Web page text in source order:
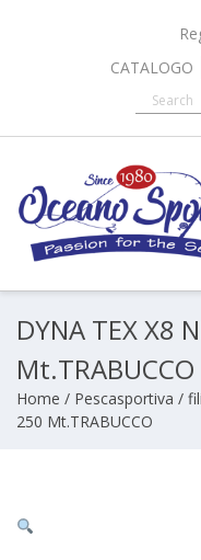
CATALOGO
DYNA TEX X8
Mt.TRABUCCO
Home / Pescasportiva /
250 Mt.TRABUCCO